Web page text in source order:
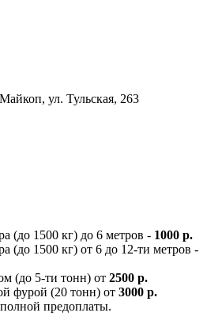
ул. Тульская, 263
(до 1500 кг) до 6 метров - 1000 р.
(до 1500 кг) от 6 до 12-ти метров -
(до 5-ти тонн) от 2500 р.
фурой (20 тонн) от 3000 р.
предоплаты.